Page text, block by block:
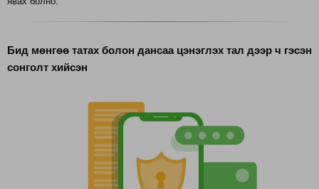
Бид мөнгөө татах болон дансаа цэнэглэх тал дээр ч гэсэн
сонголт хийсэн